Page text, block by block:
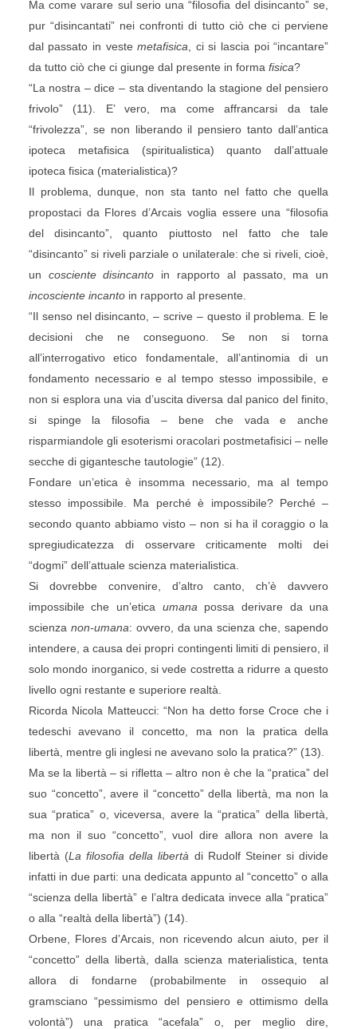
Ma come varare sul serio una “filosofia del disincanto” se,
pur “disincantati” nei confronti di tutto ciò che ci perviene
dal passato in vestemetafisica , ci si lascia poi “incantare”
da tutto ciò che ci giunge dal presente in forma fisica?
“La nostra – dice – sta diventando la stagione del pensiero
frivolo” (11). E’ vero, ma come affrancarsi da tale
“frivolezza”, se non liberando il pensiero tanto dall’antica
ipoteca metafisica (spiritualistica) quanto dall’attuale
ipoteca fisica (materialistica)?
Il problema, dunque, non sta tanto nel fatto che quella
propostaci da Flores d’Arcais voglia essere una “filosofia
del disincanto”, quanto piuttosto nel fatto che tale
“disincanto” si riveli parziale o unilaterale: che si riveli, cioè,
un cosciente disincanto in rapporto al passato, ma un
incosciente incantoin rapporto al presente.
“Il senso nel disincanto, – scrive – questo il problema. E le
decisioni che ne conseguono. Se non si torna
all’interrogativo etico fondamentale, all’antinomia di un
fondamento necessario e al tempo stesso impossibile, e
non si esplora una via d’uscita diversa dal panico del finito,
si spinge la filosofia – bene che vada e anche
risparmiandole gli esoterismi oracolari postmetafisici – nelle
secche di gigantesche tautologie” (12).
Fondare un’etica è insomma necessario, ma al tempo
stesso impossibile. Ma perché è impossibile? Perché –
secondo quanto abbiamo visto – non si ha il coraggio o la
spregiudicatezza di osservare criticamente molti dei
“dogmi” dell’attuale scienza materialistica.
Si dovrebbe convenire, d’altro canto, ch’è davvero
impossibile che un’etica umana possa derivare da una
scienza non-umana: ovvero, da una scienza che, sapendo
intendere, a causa dei propri contingenti limiti di pensiero, il
solo mondo inorganico, si vede costretta a ridurre a questo
livello ogni restante e superiore realtà.
Ricorda Nicola Matteucci: “Non ha detto forse Croce che i
tedeschi avevano il concetto, ma non la pratica della
libertà, mentre gli inglesi ne avevano solo la pratica?” (13).
Ma se la libertà – si rifletta – altro non è che la “pratica” del
suo “concetto”, avere il “concetto” della libertà, ma non la
sua “pratica” o, viceversa, avere la “pratica” della libertà,
ma non il suo “concetto”, vuol dire allora non avere la
libertà (La filosofia della libertà di Rudolf Steiner si divide
infatti in due parti: una dedicata appunto al “concetto” o alla
“scienza della libertà” e l’altra dedicata invece alla “pratica”
o alla “realtà della libertà”) (14).
Orbene, Flores d’Arcais, non ricevendo alcun aiuto, per il
“concetto” della libertà, dalla scienza materialistica, tenta
allora di fondarne (probabilmente in ossequio al
gramsciano “pessimismo del pensiero e ottimismo della
volontà”) una pratica “acefala” o, per meglio dire,